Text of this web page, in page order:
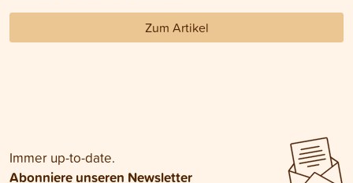
Zum Artikel
Immer up-to-date.
Abonniere unseren Newsletter